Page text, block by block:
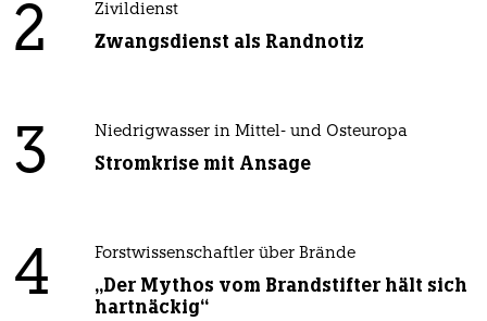
2 Zivildienst
Zwangsdienst als Randnotiz
3 Niedrigwasser in Mittel- und Osteuropa
Stromkrise mit Ansage
4 Forstwissenschaftler über Brände
„Der Mythos vom Brandstifter hält sich
hartnäckig“